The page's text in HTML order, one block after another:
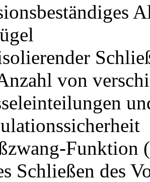
von
Funktion
Schließen des